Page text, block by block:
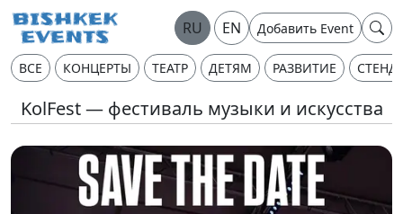
RU EN Добавить Event
ВСЕ КОНЦЕРТЫ ТЕАТР ДЕТЯМ РАЗВИТИЕ
KolFest — фестиваль музыки и искусства